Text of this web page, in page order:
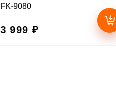
FK-9080
3 999 ₽